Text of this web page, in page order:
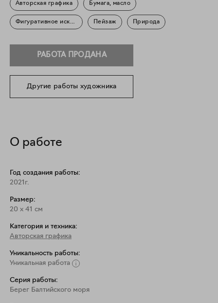
Авторская графика Бумага, масло
Фигуративное искусство Пейзаж Природа
РАБОТА ПРОДАНА
Другие работы художника
О работе
Год создания работы:
2021г.
Размер:
20 x 41 см
Категория и техника:
Авторская графика
Уникальность работы:
Уникальная работа
Серия работы:
Берег Балтийского моря